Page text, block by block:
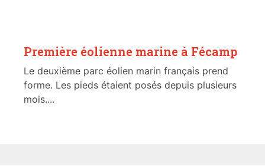
Première éolienne marine à Fécamp
Le deuxième parc éolien marin français prend
forme. Les pieds étaient posés depuis plusieurs
mois....